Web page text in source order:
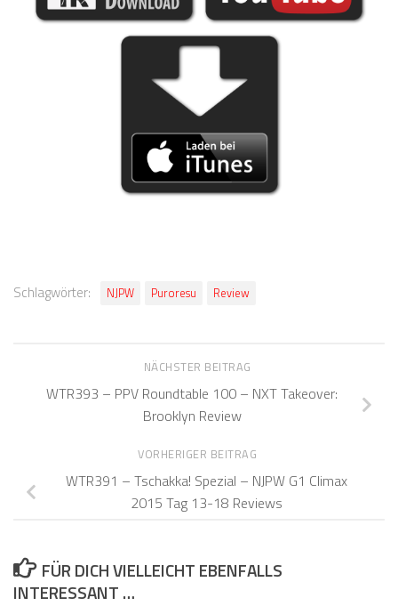
Schlagwörter: NJPW Puroresu Review
NÄCHSTER BEITRAG
WTR393 – PPV Roundtable 100 – NXT Takeover:
Brooklyn Review
VORHERIGER BEITRAG
WTR391 – Tschakka! Spezial – NJPW G1 Climax
2015 Tag 13-18 Reviews
FÜR DICH VIELLEICHT EBENFALLS
INTERESSANT …